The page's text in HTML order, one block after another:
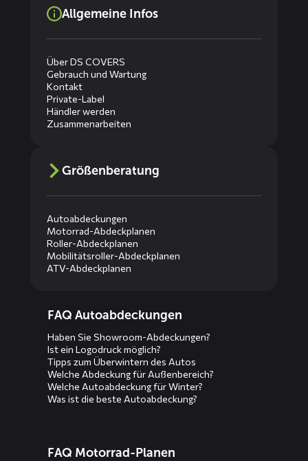
Allgemeine Infos
Über DS COVERS
Gebrauch und Wartung
Kontakt
Private-Label
Händler werden
Zusammenarbeiten
Größenberatung
Autoabdeckungen
Motorrad-Abdeckplanen
Roller-Abdeckplanen
Mobilitätsroller-Abdeckplanen
ATV-Abdeckplanen
menusFAQ Autoabdeckungen
Haben Sie Showroom-Abdeckungen?
Ist ein Logodruck möglich?
Tipps zum Überwintern des Autos
Welche Abdeckung für Außenbereich?
Welche Autoabdeckung für Winter?
Was ist die beste Autoabdeckung?
FAQ Motorrad-Planen